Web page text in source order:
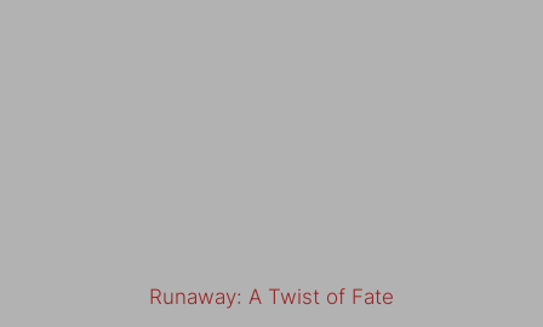
Runaway: A Twist of Fate